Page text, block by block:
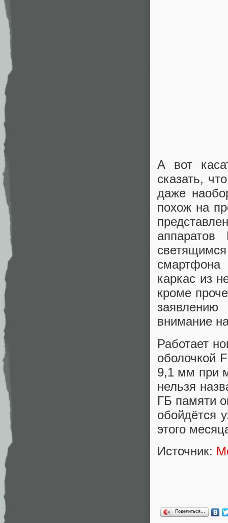
А вот
сказать,
даже
похож на
каркас из
кроме
заявлению
внимание
Работает
оболочкой
9,1 мм при
нельзя
ГБ памяти
обойдётся
этого
Источник:
Поделиться…